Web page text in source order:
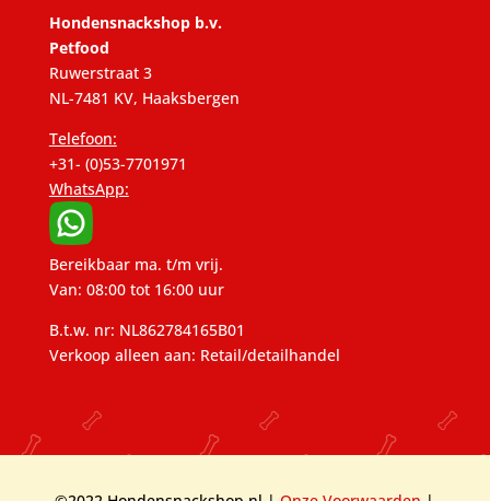
Hondensnackshop b.v.
Petfood
Ruwerstraat 3
NL-7481 KV, Haaksbergen
Telefoon:
+31- (0)53-7701971
WhatsApp:
Bereikbaar ma. t/m vrij.
Van: 08:00 tot 16:00 uur
B.t.w. nr: NL862784165B01
Verkoop alleen aan: Retail/detailhandel